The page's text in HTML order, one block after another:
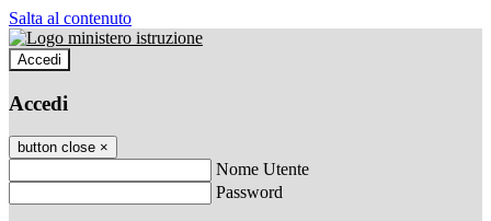
Salta al contenuto
Accedi
Accedi
button close ×
Nome Utente
Password